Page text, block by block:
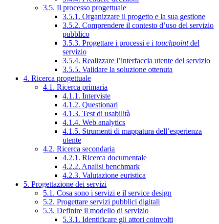
3.5. Il processo progettuale
3.5.1. Organizzare il progetto e la sua gestione
3.5.2. Comprendere il contesto d’uso del servizio
pubblico
3.5.3. Progettare i processi e i touchpointdel
servizio
3.5.4. Realizzare l’interfaccia utente del servizio
3.5.5. Validare la soluzione ottenuta
4. Ricerca progettuale
4.1. Ricerca primaria
4.1.1. Interviste
4.1.2. Questionari
4.1.3. Test di usabilità
4.1.4. Web analytics
4.1.5. Strumenti di mappatura dell’esperienza
utente
4.2. Ricerca secondaria
4.2.1. Ricerca documentale
4.2.2. Analisi benchmark
4.2.3. Valutazione euristica
5. Progettazione dei servizi
5.1. Cosa sono i servizi e il service design
5.2. Progettare servizi pubblici digitali
5.3. Definire il modello di servizio
5.3.1. Identificare gli attori coinvolti